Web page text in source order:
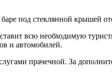
под стеклянной крышей
всю необходимую
и автомобилей.
прачечной. За